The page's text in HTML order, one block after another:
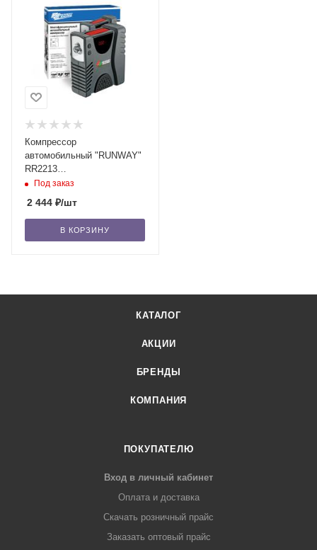
Компрессор
автомобильный "RUNWAY"
RR2213
многофункциональный, с
Bar, 12В
Под заказ
2 444 ₽/шт
В КОРЗИНУ
КАТАЛОГ
АКЦИИ
БРЕНДЫ
КОМПАНИЯ
ПОКУПАТЕЛЮ
Вход в личный кабинет
Оплата и доставка
Скачать розничный прайс
Заказать оптовый прайс